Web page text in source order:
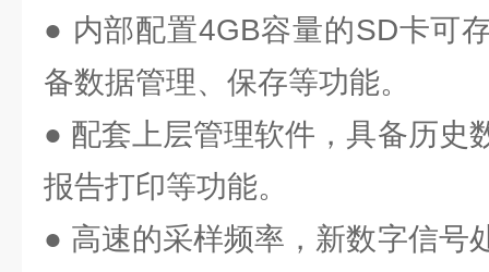
● 内部配置4GB容量的SD卡可
备数据管理、保存等功能。
● 配套上层管理软件，具备历史
报告打印等功能。
● 高速的采样频率，新数字信号